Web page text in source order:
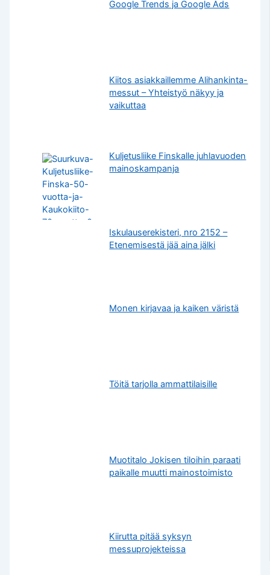
Google Trends ja Google Ads
Kiitos asiakkaillemme Alihankinta-
messut – Yhteistyö näkyy ja
vaikuttaa
Kuljetusliike Finskalle juhlavuoden
mainoskampanja
Iskulauserekisteri, nro 2152 –
Etenemisestä jää aina jälki
Monen kirjavaa ja kaiken väristä
Töitä tarjolla ammattilaisille
Muotitalo Jokisen tiloihin paraati
paikalle muutti mainostoimisto
Kiirutta pitää syksyn
messuprojekteissa